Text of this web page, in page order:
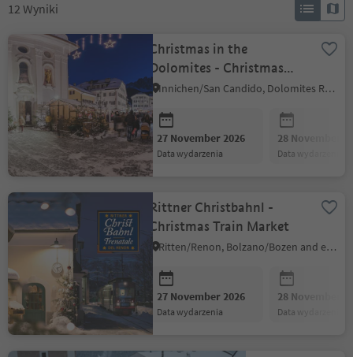
12 Wyniki
Christmas in the
Dolomites - Christmas
Market
Innichen/San Candido, Dolomites Region 3 Zinnen
27 November 2026
data wydarzenia
28 November
data wydarzenia
Rittner Christbahnl -
Christmas Train Market
Ritten/Renon, Bolzano/Bozen and environs
27 November 2026
data wydarzenia
28 November
data wydarzenia